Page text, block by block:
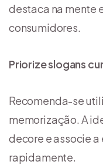
destaca na mente
consumidores.
Priorize slogans
Recomenda-se
memorização. A
decore e associe a
rapidamente.